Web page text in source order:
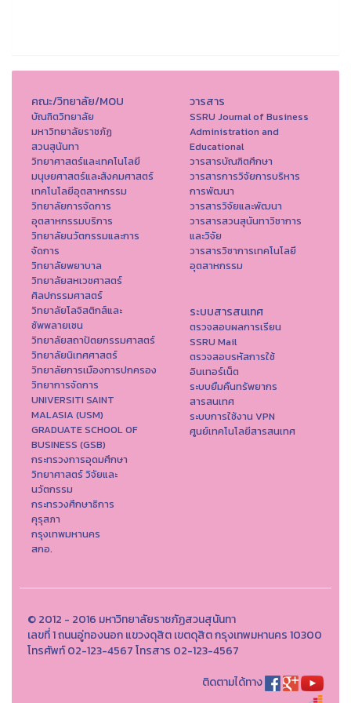
คณะ/วิทยาลัย/MOU
บัณฑิตวิทยาลัย
มหาวิทยาลัยราชภัฏ
สวนสุนันทา
วิทยาศาสตร์และเทคโนโลยี
มนุษยศาสตร์และสังคมศาสตร์
เทคโนโลยีอุตสาหกรรม
วิทยาลัยการจัดการ
อุตสาหกรรมบริการ
วิทยาลัยนวัตกรรมและการ
จัดการ
วิทยาลัยพยาบาล
วิทยาลัยสหเวชศาสตร์
ศิลปกรรมศาสตร์
วิทยาลัยโลจิสติกส์และ
ซัพพลายเชน
วิทยาลัยสถาปัตยกรรมศาสตร์
วิทยาลัยนิเทศศาสตร์
วิทยาลัยการเมืองการปกครอง
วิทยาการจัดการ
UNIVERSITI SAINT
MALASIA (USM)
GRADUATE SCHOOL OF
BUSINESS (GSB)
กระทรวงการอุดมศึกษา
วิทยาศาสตร์ วิจัยและ
นวัตกรรม
กระทรวงศึกษาธิการ
คุรุสภา
กรุงเทพมหานคร
สกอ.
วารสาร
SSRU Journal of Business
Administration and
Educational
วารสารบัณฑิตศึกษา
วารสารการวิจัยการบริหาร
การพัฒนา
วารสารวิจัยและพัฒนา
วารสารสวนสุนันทาวิชาการ
และวิจัย
วารสารวิชาการเทคโนโลยี
อุตสาหกรรม
ระบบสารสนเทศ
ตรวจสอบผลการเรียน
SSRU Mail
ตรวจสอบรหัสการใช้
อินเทอร์เน็ต
ระบบยืมคืนทรัพยากร
สารสนเทศ
ระบบการใช้งาน VPN
ศูนย์เทคโนโลยีสารสนเทศ
© 2012 - 2016 มหาวิทยาลัยราชภัฏสวนสุนันทา
เลขที่ 1 ถนนอู่ทองนอก แขวงดุสิต เขตดุสิต กรุงเทพมหานคร 10300
โทรศัพท์ 02-123-4567 โทรสาร 02-123-4567
ติดตามได้ทาง